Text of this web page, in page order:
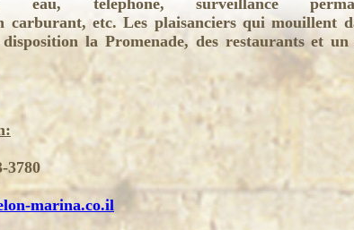
eau, téléphone, surveillance
carburant, etc. Les plaisanciers qui mouillent
la Promenade, des restaurants et un
3780
marina.co.il